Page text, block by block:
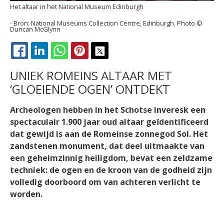
Het altaar in het National Museum Edinburgh
National Museums Collection Centre, Edinburgh. Photo ©
Duncan McGlynn
FACEBOOK
LINKEDINWHATSAPPPINTEREST
UNIEK ROMEINS ALTAAR MET
‘GLOEIENDE OGEN’ ONTDEKT
Archeologen hebben in het Schotse Inveresk een
spectaculair 1.900 jaar oud altaar geïdentificeerd
dat gewijd is aan de Romeinse zonnegod Sol. Het
zandstenen monument, dat deel uitmaakte van
een geheimzinnig heiligdom, bevat een zeldzame
techniek: de ogen en de kroon van de godheid zijn
volledig doorboord om van achteren verlicht te
worden.